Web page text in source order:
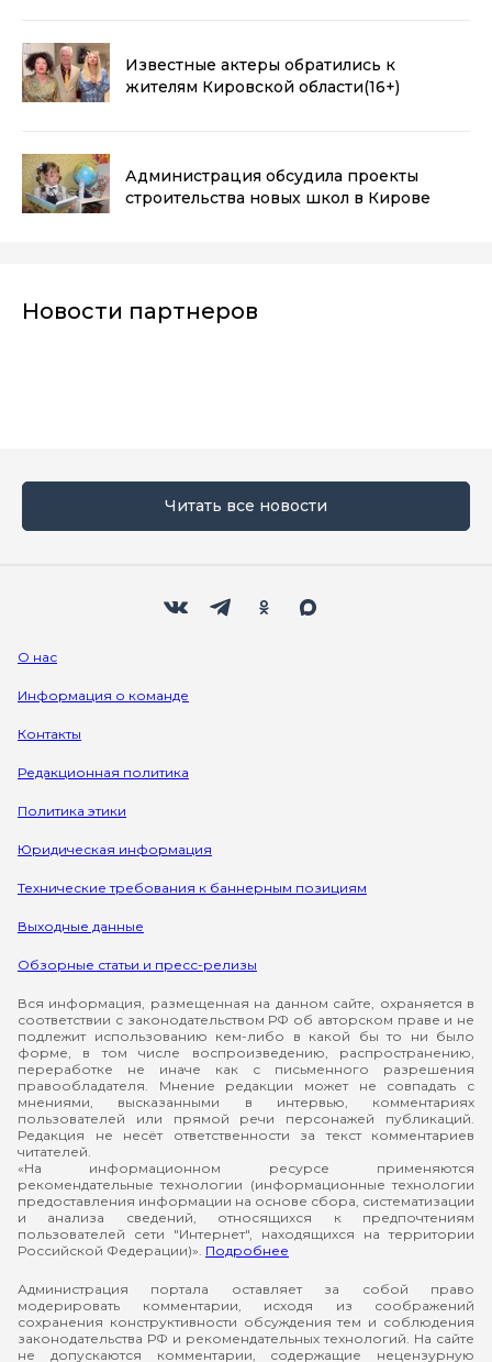
Известные актеры обратились к
жителям Кировской области(16+)
Администрация обсудила проекты
строительства новых школ в Кирове
Новости партнеров
Читать все новости
О нас
Информация о команде
Контакты
Редакционная политика
Политика этики
Юридическая информация
Технические требования к баннерным позициям
Выходные данные
Обзорные статьи и пресс-релизы
Вся информация, размещенная на данном сайте, охраняется в
соответствии с законодательством РФ об авторском праве и не
подлежит использованию кем-либо в какой бы то ни было
форме, в том числе воспроизведению, распространению,
переработке не иначе как с письменного разрешения
правообладателя. Мнение редакции может не совпадать с
мнениями, высказанными в интервью, комментариях
пользователей или прямой речи персонажей публикаций.
Редакция не несёт ответственности за текст комментариев
читателей.
«На информационном ресурсе применяются
рекомендательные технологии (информационные технологии
предоставления информации на основе сбора, систематизации
и анализа сведений, относящихся к предпочтениям
пользователей сети "Интернет", находящихся на территории
Российской Федерации)». Подробнее
Администрация портала оставляет за собой право
модерировать комментарии, исходя из соображений
сохранения конструктивности обсуждения тем и соблюдения
законодательства РФ и рекомендательных технологий. На сайте
не допускаются комментарии, содержащие нецензурную